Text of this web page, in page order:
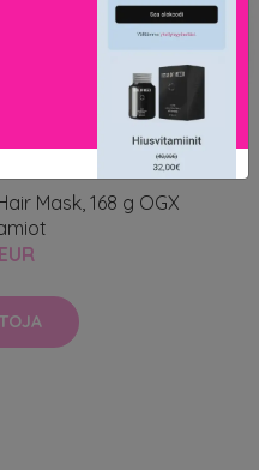
Mask, 168 g OGX